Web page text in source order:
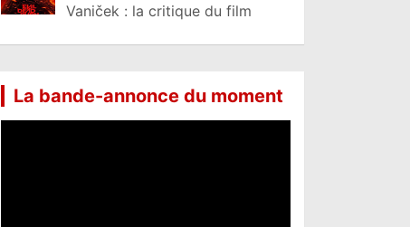
Vaniček : la critique du film
La bande-annonce du moment